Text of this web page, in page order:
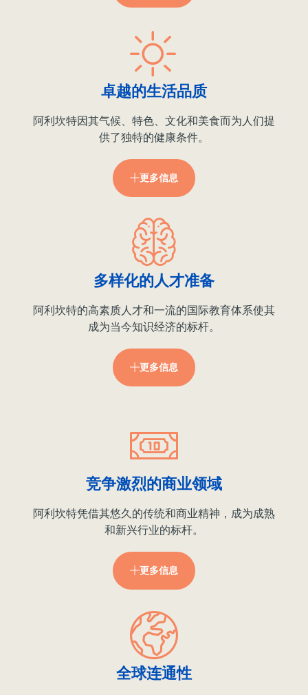
卓越的生活品质
阿利坎特因其气候、特色、文化和美食而为人们提
供了独特的健康条件。
更多信息
多样化的人才准备
阿利坎特的高素质人才和一流的国际教育体系使其
成为当今知识经济的标杆。
更多信息
竞争激烈的商业领域
阿利坎特凭借其悠久的传统和商业精神，成为成熟
和新兴行业的标杆。
更多信息
全球连通性